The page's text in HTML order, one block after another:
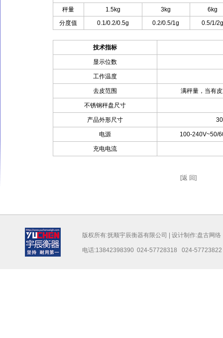
秤量
1.5kg 3kg
6kg
分度值
0.1/0.2/0.5g 0.2/0.5/1g 0.5/1/2g
技术指标
显示位数
工作温度
去皮范围 满秤量，当有
不锈钢秤盘尺寸
产品外形尺寸
电源 100-240V~50/
充电电流
[返 回]
版权所有:抚顺宇辰衡器有限公司 | 设计制作:盘古网络
电话:13842398390 024-57728318 024-